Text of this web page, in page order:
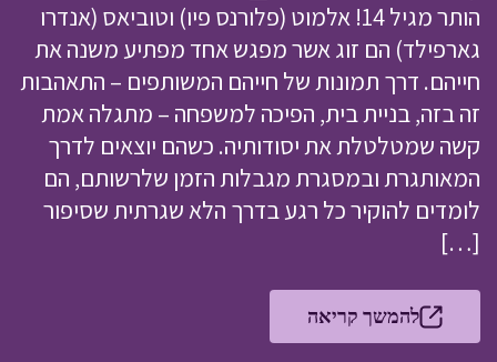
הותר מגיל 14! אלמוט (פלורנס פיו) וטוביאס (אנדרו
גארפילד) הם זוג אשר מפגש אחד מפתיע משנה את
חייהם. דרך תמונות של חייהם המשותפים – התאהבות
זה בזה, בניית בית, הפיכה למשפחה – מתגלה אמת
קשה שמטלטלת את יסודותיה. כשהם יוצאים לדרך
המאותגרת ובמסגרת מגבלות הזמן שלרשותם, הם
לומדים להוקיר כל רגע בדרך הלא שגרתית שסיפור
[…]
להמשך קריאה